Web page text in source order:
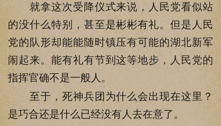
就拿这次受降仪式来说，人民党看似站
的没什么特别，甚至是彬彬有礼。但是人民
党的队形却能能随时镇压有可能的湖北新军
闹起来。能有礼有节到这等地步，人民党的
指挥官确不是一般人。
至于，死神兵团为什么会出现在这里？
是巧合还是什么已经没有人去在意了。